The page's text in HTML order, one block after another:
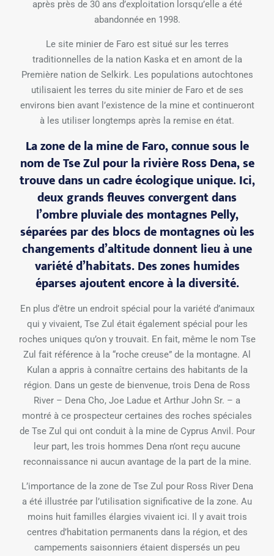
après près de 30 ans d’exploitation lorsqu’elle a été
abandonnée en 1998.
Le site minier de Faro est situé sur les terres
traditionnelles de la nation Kaska et en amont de la
Première nation de Selkirk. Les populations autochtones
utilisaient les terres du site minier de Faro et de ses
environs bien avant l’existence de la mine et continueront
à les utiliser longtemps après la remise en état.
La zone de la mine de Faro, connue sous le
nom de Tse Zul pour la rivière Ross Dena, se
trouve dans un cadre écologique unique. Ici,
deux grands fleuves convergent dans
l’ombre pluviale des montagnes Pelly,
séparées par des blocs de montagnes où les
changements d’altitude donnent lieu à une
variété d’habitats. Des zones humides
éparses ajoutent encore à la diversité.
En plus d’être un endroit spécial pour la variété d’animaux
qui y vivaient, Tse Zul était également spécial pour les
roches uniques qu’on y trouvait. En fait, même le nom Tse
Zul fait référence à la “roche creuse” de la montagne. Al
Kulan a appris à connaître certains des habitants de la
région. Dans un geste de bienvenue, trois Dena de Ross
River – Dena Cho, Joe Ladue et Arthur John Sr. – a
montré à ce prospecteur certaines des roches spéciales
de Tse Zul qui ont conduit à la mine de Cyprus Anvil. Pour
leur part, les trois hommes Dena n’ont reçu aucune
reconnaissance ni aucun avantage de la part de la mine.
L’importance de la zone de Tse Zul pour Ross River Dena
a été illustrée par l’utilisation significative de la zone. Au
moins huit familles élargies vivaient ici. Il y avait trois
centres d’habitation permanents dans la région, et des
campements saisonniers étaient dispersés un peu